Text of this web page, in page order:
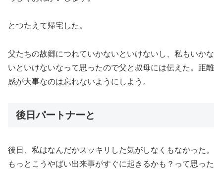
とつたえて帰宅した。
父たちの故郷につれていかないといけないし、私もいかな
いといけないなって思ったので父と叔母には伝えた。距離
感が大事なのは忘れないようにしよう。
後日パートナーと
後日、私はなんだかスッキリした気がしなくもなかった。
もっとこうやばい出来事がすぐに起きるかも？って思った